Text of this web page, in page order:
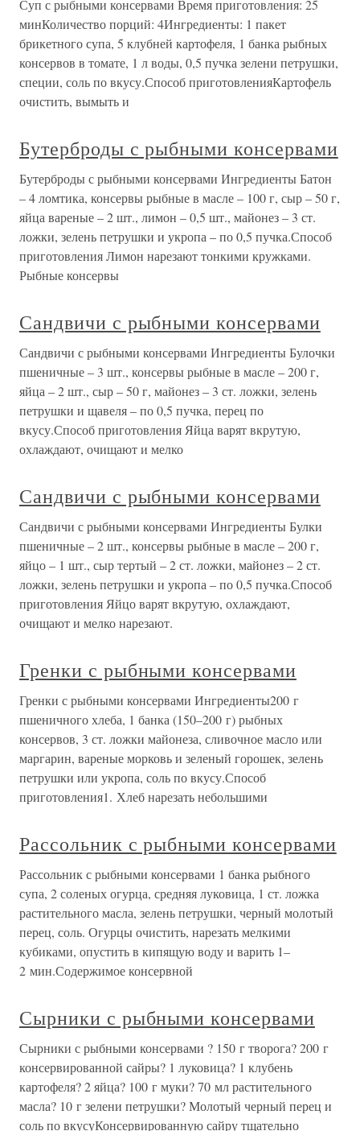
Суп с рыбными консервами Время приготовления: 25
минКоличество порций: 4Ингредиенты: 1 пакет
брикетного супа, 5 клубней картофеля, 1 банка рыбных
консервов в томате, 1 л воды, 0,5 пучка зелени петрушки,
специи, соль по вкусу.Способ приготовленияКартофель
очистить, вымыть и
Бутерброды с рыбными консервами
Бутерброды с рыбными консервами Ингредиенты Батон
– 4 ломтика, консервы рыбные в масле – 100 г, сыр – 50 г,
яйца вареные – 2 шт., лимон – 0,5 шт., майонез – 3 ст.
ложки, зелень петрушки и укропа – по 0,5 пучка.Способ
приготовления Лимон нарезают тонкими кружками.
Рыбные консервы
Сандвичи с рыбными консервами
Сандвичи с рыбными консервами Ингредиенты Булочки
пшеничные – 3 шт., консервы рыбные в масле – 200 г,
яйца – 2 шт., сыр – 50 г, майонез – 3 ст. ложки, зелень
петрушки и щавеля – по 0,5 пучка, перец по
вкусу.Способ приготовления Яйца варят вкрутую,
охлаждают, очищают и мелко
Сандвичи с рыбными консервами
Сандвичи с рыбными консервами Ингредиенты Булки
пшеничные – 2 шт., консервы рыбные в масле – 200 г,
яйцо – 1 шт., сыр тертый – 2 ст. ложки, майонез – 2 ст.
ложки, зелень петрушки и укропа – по 0,5 пучка.Способ
приготовления Яйцо варят вкрутую, охлаждают,
очищают и мелко нарезают.
Гренки с рыбными консервами
Гренки с рыбными консервами Ингредиенты200 г
пшеничного хлеба, 1 банка (150–200 г) рыбных
консервов, 3 ст. ложки майонеза, сливочное масло или
маргарин, вареные морковь и зеленый горошек, зелень
петрушки или укропа, соль по вкусу.Способ
приготовления1. Хлеб нарезать небольшими
Рассольник с рыбными консервами
Рассольник с рыбными консервами 1 банка рыбного
супа, 2 соленых огурца, средняя луковица, 1 ст. ложка
растительного масла, зелень петрушки, черный молотый
перец, соль. Огурцы очистить, нарезать мелкими
кубиками, опустить в кипящую воду и варить 1–
2 мин.Содержимое консервной
Сырники с рыбными консервами
Сырники с рыбными консервами ? 150 г творога? 200 г
консервированной сайры? 1 луковица? 1 клубень
картофеля? 2 яйца? 100 г муки? 70 мл растительного
масла? 10 г зелени петрушки? Молотый черный перец и
соль по вкусуКонсервированную сайру тщательно